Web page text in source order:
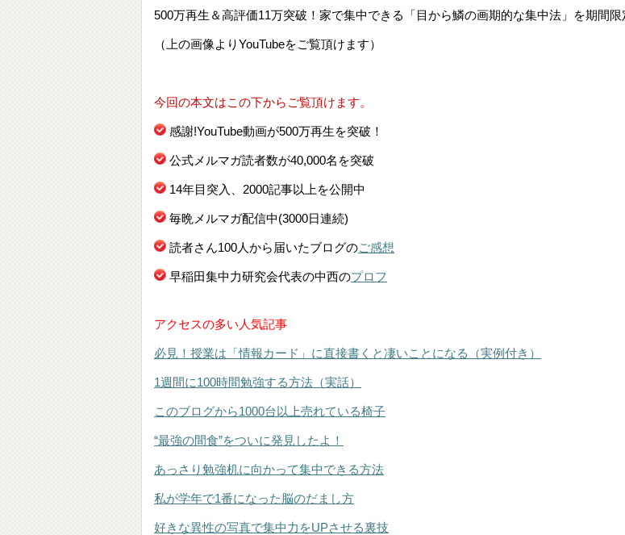
500万再生＆高評価11万突破！家で集中できる「目から鱗の画期的な集中法」を期間限
（上の画像よりYouTubeをご覧頂けます）
今回の本文はこの下からご覧頂けます。
感謝!YouTube動画が500万再生を突破！
公式メルマガ読者数が40,000名を突破
14年目突入、2000記事以上を公開中
毎晩メルマガ配信中(3000日連続)
読者さん100人から届いたブログのご感想
早稲田集中力研究会代表の中西のプロフ
アクセスの多い人気記事
必見！授業は「情報カード」に直接書くと凄いことになる（実例付き）
1週間に100時間勉強する方法（実話）
このブログから1000台以上売れている椅子
“最強の間食”をついに発見したよ！
あっさり勉強机に向かって集中できる方法
私が学年で1番になった脳のだまし方
好きな異性の写真で集中力をUPさせる裏技